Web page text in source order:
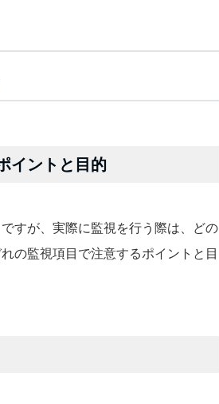
イントと目的
ですが、実際に監視を行う際は、どの
の監視項目で注意するポイントと目